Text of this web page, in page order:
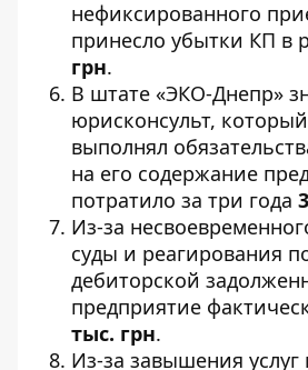
нефиксированного
принесло убытки КП в
грн.
В штате «ЭКО-Днепр»
юрисконсульт,
выполнял
на его содержание
потратило за три года
Из-за
суды и реагирования
дебиторской
предприятие
тыс. грн.
Из-за завышения